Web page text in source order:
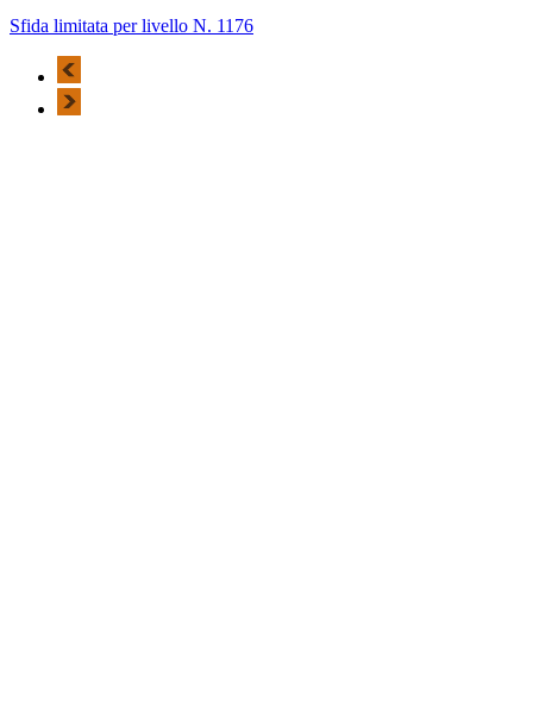
Sfida limitata per livello N. 1176